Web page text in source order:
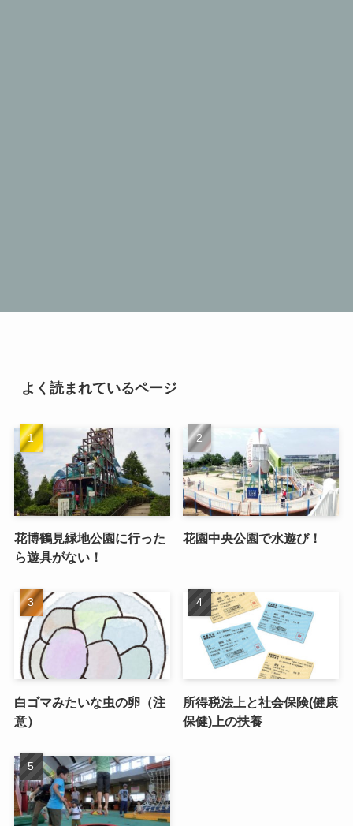
よく読まれているページ
花博鶴見緑地公園に行った
ら遊具がない！
花園中央公園で水遊び！
白ゴマみたいな虫の卵（注
意）
所得税法上と社会保険(健康
保健)上の扶養